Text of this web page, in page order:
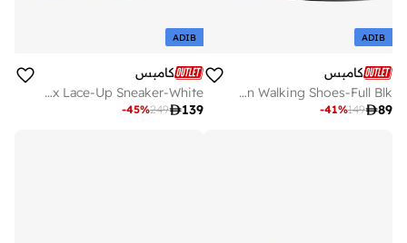
ADIB
كامبس
Men King Pro Memory Foam Slip-On Walking Shoes-Full Blk
89
149
-41%
ADIB
كامبس
Men Og-14 Bubble Yoga Max Lace-Up Sneaker-White
139
249
-45%